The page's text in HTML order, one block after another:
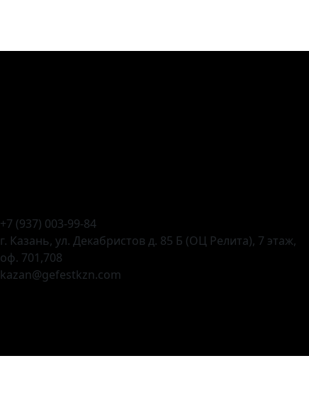
+7 (937) 003-99-84
г. Казань, ул. Декабристов д. 85 Б (ОЦ Релита), 7 этаж,
оф. 701,708
kazan@gefestkzn.com